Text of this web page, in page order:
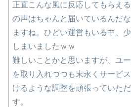
正直こんな風に反応してもらえ
の声はちゃんと届いているんだ
ますね。ひどい運営もいる中、
しまいましたｗｗ
難しいことかと思いますが、ユ
を取り入れつつも末永くサービ
けるような調整を頑張っていた
す。